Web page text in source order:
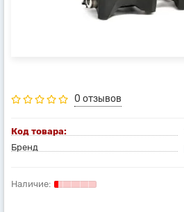
0 отзывов
Код товара:
Бренд